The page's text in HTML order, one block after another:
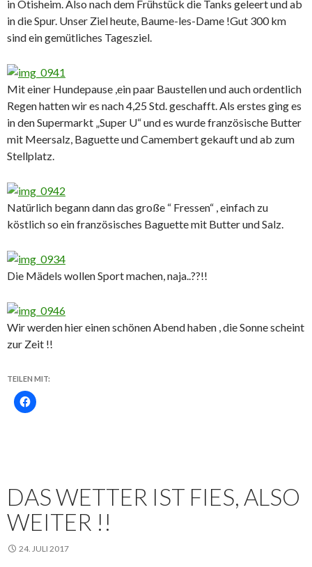
in Ötisheim. Also nach dem Frühstück die Tanks geleert und ab
in die Spur. Unser Ziel heute, Baume-les-Dame !Gut 300 km
sind ein gemütliches Tagesziel.
Mit einer Hundepause ,ein paar Baustellen und auch ordentlich
Regen hatten wir es nach 4,25 Std. geschafft. Als erstes ging es
in den Supermarkt „Super U“ und es wurde französische Butter
mit Meersalz, Baguette und Camembert gekauft und ab zum
Stellplatz.
Natürlich begann dann das große “ Fressen“ , einfach zu
köstlich so ein französisches Baguette mit Butter und Salz.
Die Mädels wollen Sport machen, naja..??!!
Wir werden hier einen schönen Abend haben , die Sonne scheint
zur Zeit !!
TEILEN MIT:
DAS WETTER IST FIES, ALSO
WEITER !!
24. JULI 2017